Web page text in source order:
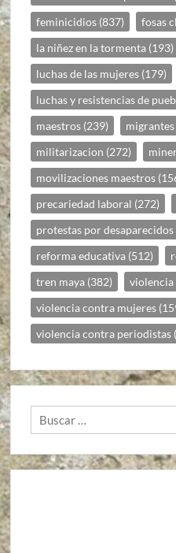
feminicidios (837) fosas
la niñez en la tormenta (193)
luchas de las mujeres (179)
luchas y resistencias de
maestros (239) migrantes
militarizacion (272)
movilizaciones maestros
precariedad laboral (272)
protestas por desaparecidos
reforma educativa (512)
tren maya (382) violencia
violencia contra mujeres
violencia contra periodistas